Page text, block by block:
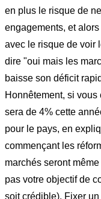
en plus le risque de
engagements, et
avec le risque de voir
dire "oui mais les
baisse son déficit
Honnêtement, si
sera de 4% cette
pour le pays, en
commençant les
marchés seront
pas votre objectif de
soit crédible). Fixer